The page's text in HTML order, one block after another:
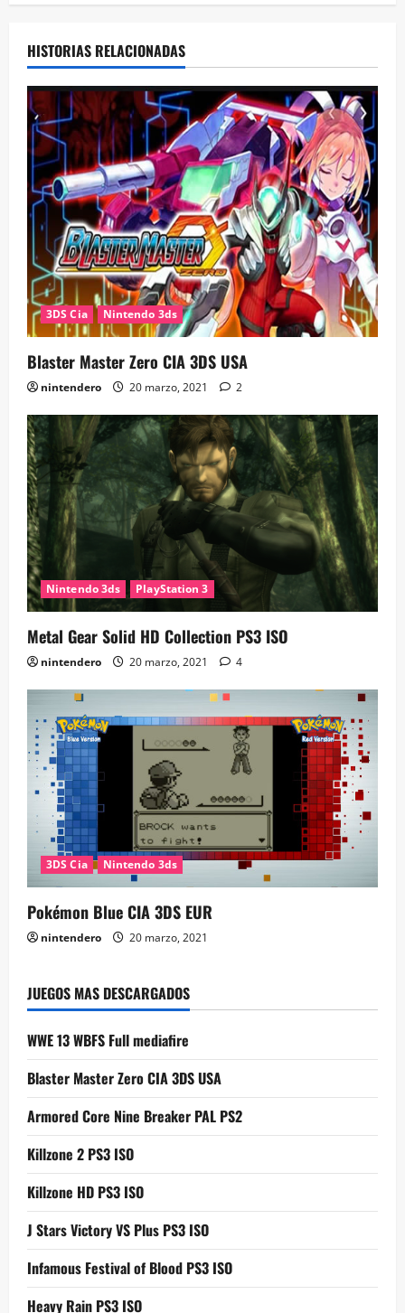
HISTORIAS RELACIONADAS
3DS Cia Nintendo 3ds
Blaster Master Zero CIA 3DS USA
nintendero 20 marzo, 2021 2
Nintendo 3ds PlayStation 3
Metal Gear Solid HD Collection PS3 ISO
nintendero 20 marzo, 2021 4
3DS Cia Nintendo 3ds
Pokémon Blue CIA 3DS EUR
nintendero 20 marzo, 2021
JUEGOS MAS DESCARGADOS
WWE 13 WBFS Full mediafire
Blaster Master Zero CIA 3DS USA
Armored Core Nine Breaker PAL PS2
Killzone 2 PS3 ISO
Killzone HD PS3 ISO
J Stars Victory VS Plus PS3 ISO
Infamous Festival of Blood PS3 ISO
Heavy Rain PS3 ISO